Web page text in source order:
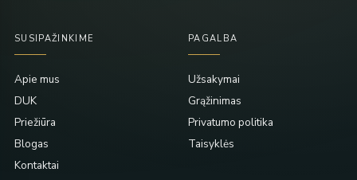
SUSIPAŽINKIME
Apie mus
DUK
Priežiūra
Blogas
Kontaktai
PAGALBA
Užsakymai
Grąžinimas
Privatumo politika
Taisyklės